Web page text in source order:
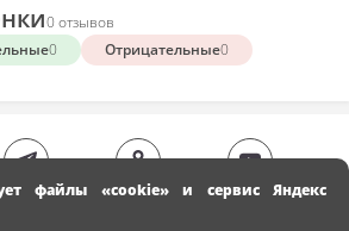
0 отзывов
0 Отрицательные0
файлы «cookie» и сервис Яндекс